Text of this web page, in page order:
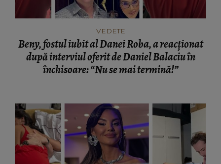
VEDETE
Beny, fostul iubit al Danei Roba, a reacționat
după interviul oferit de Daniel Balaciu în
închisoare: “Nu se mai termină!”